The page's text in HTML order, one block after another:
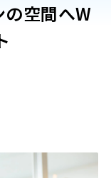
空間へW